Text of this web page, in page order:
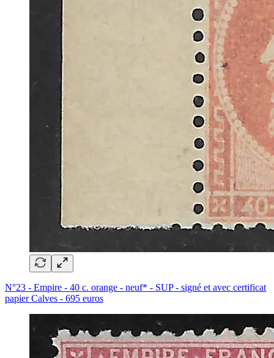
N°23 - Empire - 40 c. orange - neuf* - SUP - signé et avec certificat
papier Calves - 695 euros